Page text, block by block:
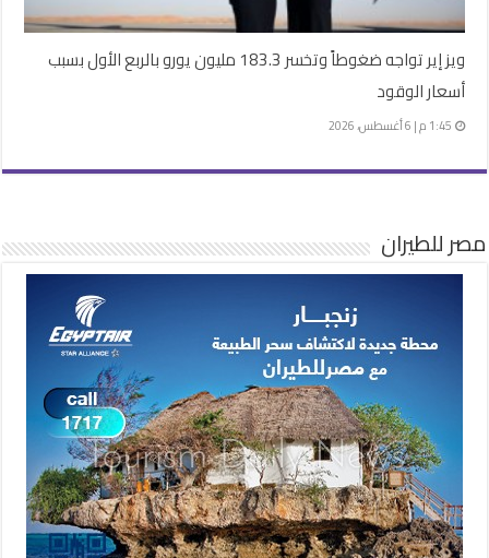
ويز إير تواجه ضغوطاً وتخسر 183.3 مليون يورو بالربع الأول بسبب
أسعار الوقود
1:45 م | 6 أغسطس، 2026
مصر للطيران